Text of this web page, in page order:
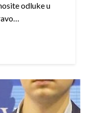
odluke u